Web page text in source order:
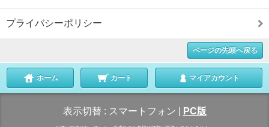
プライバシーポリシー
ページの先頭へ戻る
ホーム カート マイアカウント
表示切替 : スマートフォン PC版